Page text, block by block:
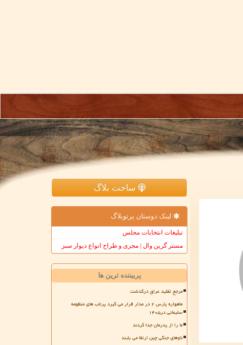
ساخت بلاگ
لینک دوستان پرتوبلاگ
تبلیغات انتخابات مجلس
مستر گرین وال | مجری و طراح انواع دیوار سبز
پربیننده ترین ها
مرجع تقلید عراق درگذشت
ماهواره پارس ۲ در مدار قرار می گیرد پرتاب های منظومه
سلیمانی در۱۴۰۵
ما را از پدرمان جدا کردند
ناوهای جنگی چین ارتقا می یابند